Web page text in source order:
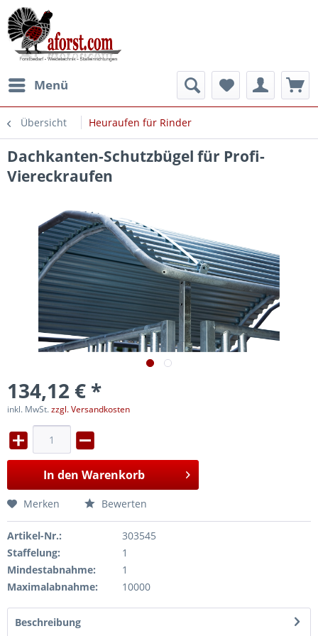
Menü
Übersicht Heuraufen für Rinder
Dachkanten-Schutzbügel für Profi-
Viereckraufen
134,12 € *
inkl. MwSt.zzgl. Versandkosten
In den Warenkorb
Merken Bewerten
Artikel-Nr.:
303545
Staffelung:
1
Mindestabnahme:
1
Maximalabnahme:
10000
Beschreibung